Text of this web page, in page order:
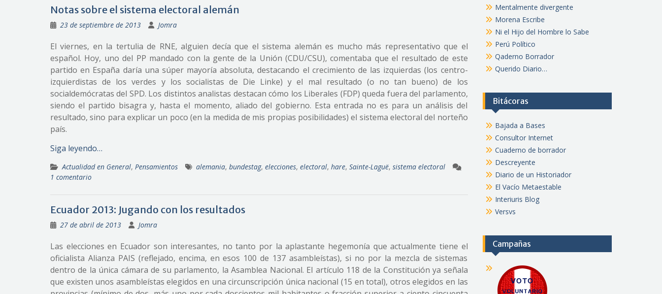
Notas sobre el sistema electoral alemán
23 de septiembre de 2013 Jomra
El viernes, en la tertulia de RNE, alguien decía que el sistema alemán es mucho más representativo que el
español. Hoy, uno del PP mandado con la gente de la Unión (CDU/CSU), comentaba que el resultado de este
partido en España daría una súper mayoría absoluta, destacando el crecimiento de las izquierdas (los centro-
izquierdistas de los verdes y los socialistas de Die Linke) y el mal resultado (o no tan bueno) de los
socialdemócratas del SPD. Los distintos analistas destacan cómo los Liberales (FDP) queda fuera del parlamento,
siendo el partido bisagra y, hasta el momento, aliado del gobierno. Esta entrada no es para un análisis del
resultado, sino para explicar un poco (en la medida de mis propias posibilidades) el sistema electoral del norteño
país.
Siga leyendo…
Actualidad en General, Pensamientos alemania, bundestag, elecciones, electoral, hare, Sainte-Laguë, sistema electoral
1 comentario
Ecuador 2013: Jugando con los resultados
27 de abril de 2013 Jomra
Las elecciones en Ecuador son interesantes, no tanto por la aplastante hegemonía que actualmente tiene el
oficialista Alianza PAIS (reflejado, encima, en esos 100 de 137 asambleístas), si no por la mezcla de sistemas
dentro de la única cámara de su parlamento, la Asamblea Nacional. El artículo 118 de la Constitución ya señala
que existen unos asambleístas elegidos en una circunscripción única nacional (15 en total), otros elegidos en las
Mentalmente divergente
Morena Escribe
Ni el Hijo del Hombre lo Sabe
Perú Político
Qaderno Borrador
Querido Diario…
Bitácoras
Bajada a Bases
Consultor Internet
Cuaderno de borrador
Descreyente
Diario de un Historiador
El Vacío Metaestable
Interiuris Blog
Versvs
Campañas